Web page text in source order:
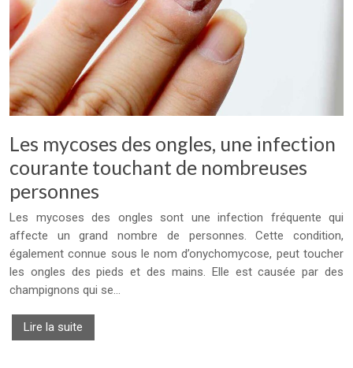
Les mycoses des ongles, une infection
courante touchant de nombreuses
personnes
Les mycoses des ongles sont une infection fréquente qui
affecte un grand nombre de personnes. Cette condition,
également connue sous le nom d’onychomycose, peut toucher
les ongles des pieds et des mains. Elle est causée par des
champignons qui se…
Lire la suite